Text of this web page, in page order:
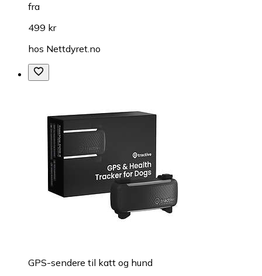
fra
499 kr
hos Nettdyret.no
GPS-sendere til katt og hund